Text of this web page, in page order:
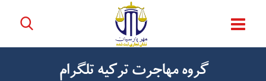
گروه مهاجرت ترکیه تلگرام